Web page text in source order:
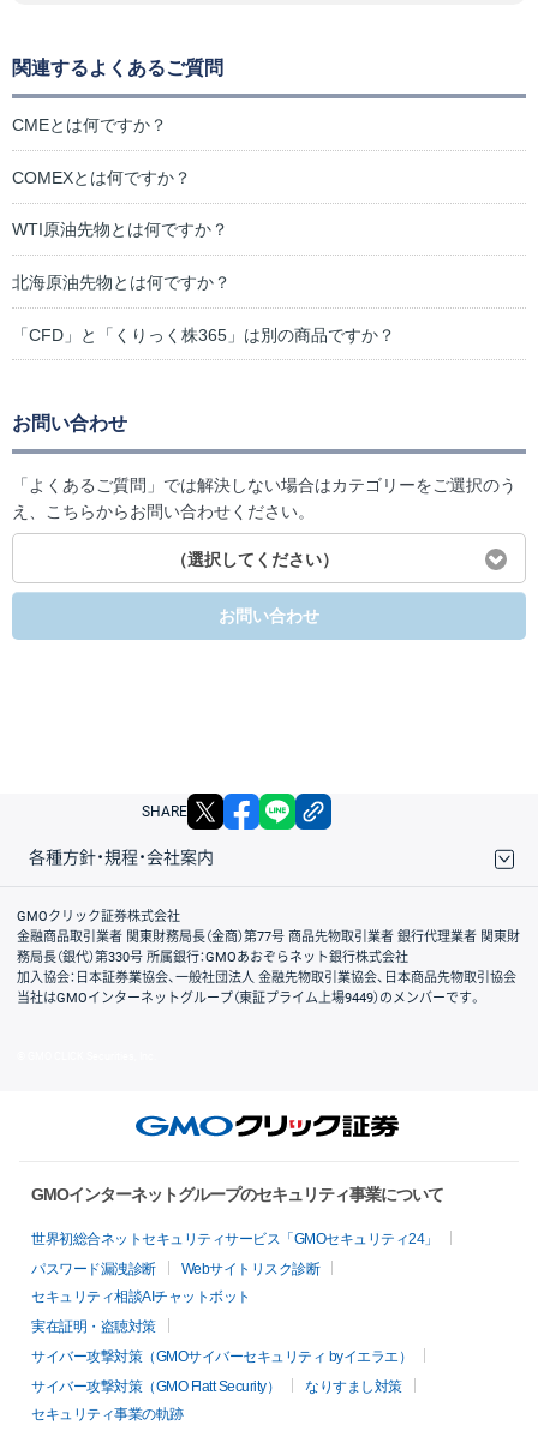
関連するよくあるご質問
CMEとは何ですか？
COMEXとは何ですか？
WTI原油先物とは何ですか？
北海原油先物とは何ですか？
「CFD」と「くりっく株365」は別の商品ですか？
お問い合わせ
「よくあるご質問」では解決しない場合はカテゴリーをご選択のう
え、こちらからお問い合わせください。
（選択してください）
お問い合わせ
SHARE X facebook
各種方針・規程・会社案内
取引規程・約款
サイトマップ
その他のご案内
個人情報保護方針
最良執行方針
サイトのご利用について
ディスクレイマー
信託保全
リスク説明
会社案内
GMOクリック証券株式会社
金融商品取引業者 関東財務局長（金商）第77号 商品先物取引業者 銀行代理業者 関東財
務局長（銀代）第330号 所属銀行：GMOあおぞらネット銀行株式会社
加入協会：日本証券業協会、一般社団法人 金融先物取引業協会、日本商品先物取引協会
当社はGMOインターネットグループ（東証プライム上場9449）のメンバーです。
GMOインターネットグループのセキュリティ事業について
世界初総合ネットセキュリティサービス「GMOセキュリティ24」
パスワード漏洩診断
Webサイトリスク診断
セキュリティ相談AIチャットボット
実在証明・盗聴対策
サイバー攻撃対策（GMOサイバーセキュリティ byイエラエ）
サイバー攻撃対策（GMO Flatt Security）
なりすまし対策
セキュリティ事業の軌跡